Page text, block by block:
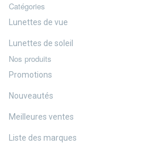
Catégories
Lunettes de vue
Lunettes de soleil
Nos produits
Promotions
Nouveautés
Meilleures ventes
Liste des marques